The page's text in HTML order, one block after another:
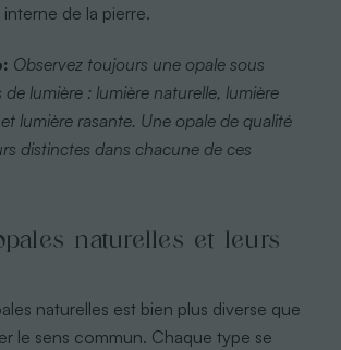
de la pierre.
Observez toujours une opale sous
de lumière : lumière naturelle, lumière
lumière rasante. Une opale de qualité
distinctes dans chacune de ces
naturelles et leurs
naturelles est bien plus diverse que
le sens commun. Chaque type se